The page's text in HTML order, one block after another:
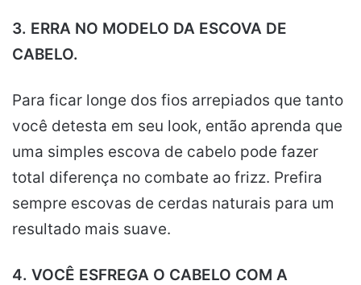
3. ERRA NO MODELO DA ESCOVA DE
CABELO.
Para ficar longe dos fios arrepiados que tanto
você detesta em seu look, então aprenda que
uma simples escova de cabelo pode fazer
total diferença no combate ao frizz. Prefira
sempre escovas de cerdas naturais para um
resultado mais suave.
4. VOCÊ ESFREGA O CABELO COM A